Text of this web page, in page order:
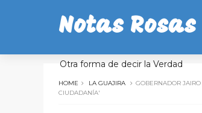
Notas Rosas
Otra forma de decir la Verdad
HOME LA GUAJIRA
GOBERNADOR
CIUDADANÍA'